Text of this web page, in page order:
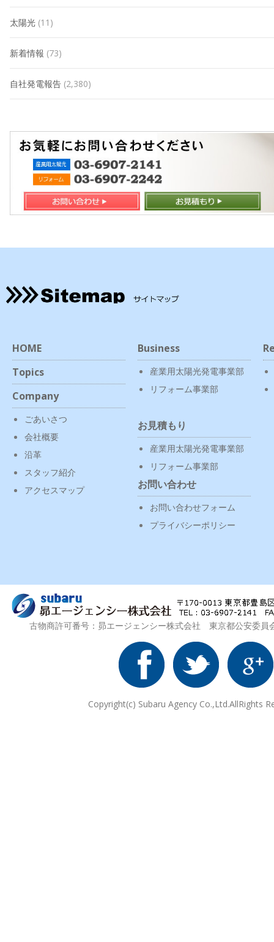
太陽光 (11)
新着情報 (73)
自社発電報告 (2,380)
HOME
Topics
Company
ごあいさつ
会社概要
沿革
スタッフ紹介
アクセスマップ
Business
産業用太陽光発電事業部
リフォーム事業部
お見積もり
産業用太陽光発電事業部
リフォーム事業部
お問い合わせ
お問い合わせフォーム
プライバシーポリシー
古物商許可番号：昴エージェンシー株式会社 東京都公安委
Copyright(c) Subaru Agency Co.,Ltd.AllRights